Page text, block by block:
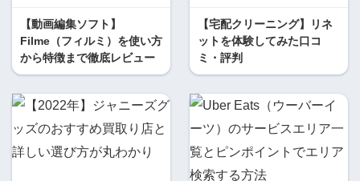
【動画編集ソフト】
Filme（フィルミ）を使い方
から特徴まで徹底レビュー
【宅配クリーニング】リネ
ットを体験してみた口コ
ミ・評判